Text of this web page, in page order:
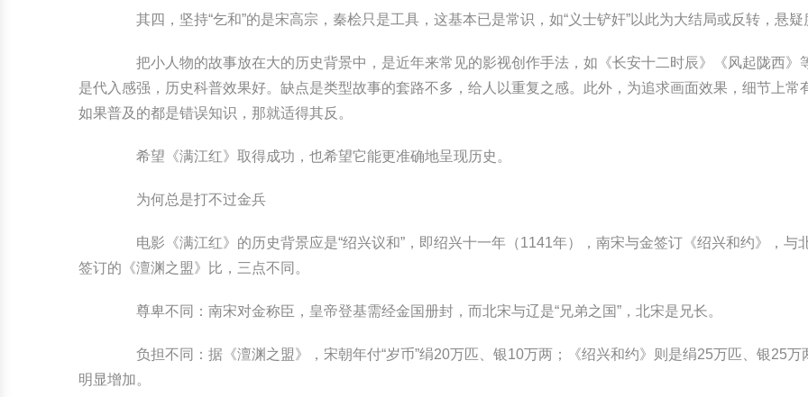
其四，坚持“乞和”的是宋高宗，秦桧只是工具，这基本已是常识，如“义士铲奸”以此为大结局或反转，悬疑
把小人物的故事放在大的历史背景中，是近年来常见的影视创作手法，如《长安十二时辰》《风起陇西》
是代入感强，历史科普效果好。缺点是类型故事的套路不多，给人以重复之感。此外，为追求画面效果，细节上常
如果普及的都是错误知识，那就适得其反。
希望《满江红》取得成功，也希望它能更准确地呈现历史。
为何总是打不过金兵
电影《满江红》的历史背景应是“绍兴议和”，即绍兴十一年（1141年），南宋与金签订《绍兴和约》，与
签订的《澶渊之盟》比，三点不同。
尊卑不同：南宋对金称臣，皇帝登基需经金国册封，而北宋与辽是“兄弟之国”，北宋是兄长。
负担不同：据《澶渊之盟》，宋朝年付“岁币”绢20万匹、银10万两；《绍兴和约》则是绢25万匹、银25万
明显增加。